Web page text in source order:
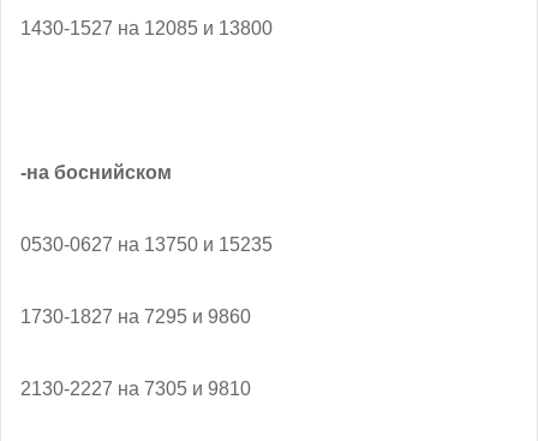
1430-1527 на 12085 и 13800
-на боснийском
0530-0627 на 13750 и 15235
1730-1827 на 7295 и 9860
2130-2227 на 7305 и 9810